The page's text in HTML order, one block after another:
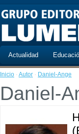
Actualidad
Inicio · Autor · Daniel-Ange
Daniel-